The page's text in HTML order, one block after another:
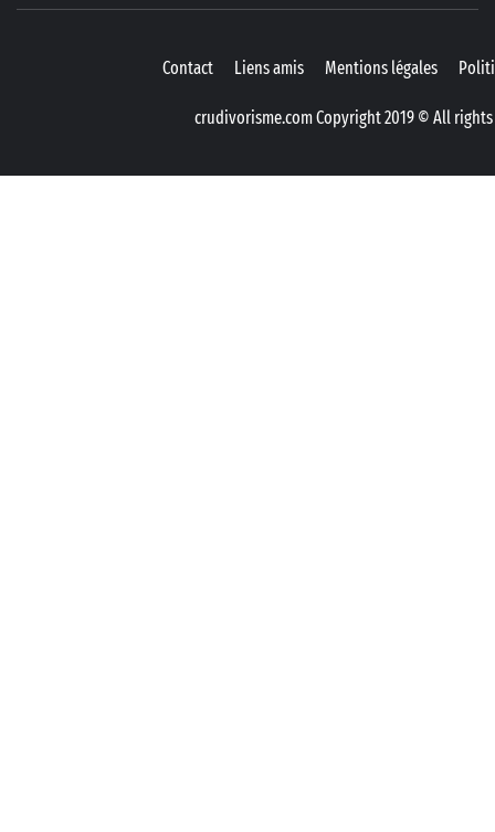
Contact Liens amis Mentions légales
crudivorisme.com Copyright 2019 © All rights